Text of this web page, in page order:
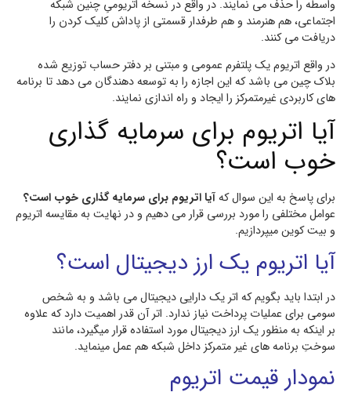
واسطه را حذف می نمایند. در واقع در نسخه اتریومیِ چنین شبکه
اجتماعی، هم هنرمند و هم طرفدار قسمتی از پاداش کلیک کردن را
دریافت می کنند.
در واقع اتریوم یک پلتفرم عمومی و مبتنی بر دفتر حساب توزیع شده
بلاک چین می باشد که این اجازه را به توسعه دهندگان می دهد تا برنامه
های کاربردی غیرمتمرکز را ایجاد و راه اندازی نمایند.
آیا اتریوم برای سرمایه گذاری
خوب است؟
برای پاسخ به این سوال کهآیا اتریوم برای سرمایه گذاری خوب است؟
عوامل مختلفی را مورد بررسی قرار می دهیم و در نهایت به مقایسه اتریوم
و بیت کوین میپردازیم.
آیا اتریوم یک ارز دیجیتال است؟
در ابتدا باید بگویم که اتر یک دارایی دیجیتال می باشد و به شخص
سومی برای عملیات پرداخت نیاز ندارد. اتر آن قدر اهمیت دارد که علاوه
بر اینکه به منظور یک ارز دیجیتال مورد استفاده قرار میگیرد، مانند
سوختِ برنامه های غیر متمرکز داخل شبکه هم عمل مینماید.
نمودار قیمت اتریوم